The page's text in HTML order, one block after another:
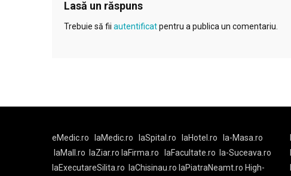
Lasă un răspuns
Trebuie să fii autentificatpentru a publica un comentariu.
eMedic.ro laMedic.ro laSpital.ro laHotel.ro
la-Masa.ro
laMall.ro
laZiar.ro laFirma.ro laFacultate.ro
la-Suceava.ro
laExecutareSilita.ro
laChisinau.ro laPiatraNeamt.ro High-